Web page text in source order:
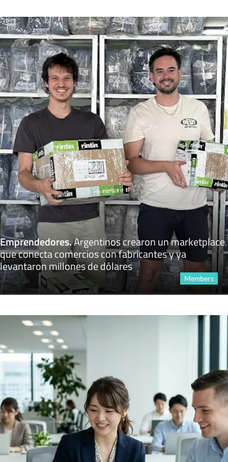
Emprendedores.Argentinos crearon un marketplace
que conecta comercios con fabricantes y ya
levantaron millones de dólares
Members